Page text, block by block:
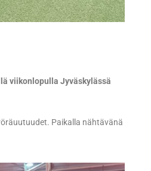
viikonlopulla Jyväskylässä
Paikalla nähtävänä